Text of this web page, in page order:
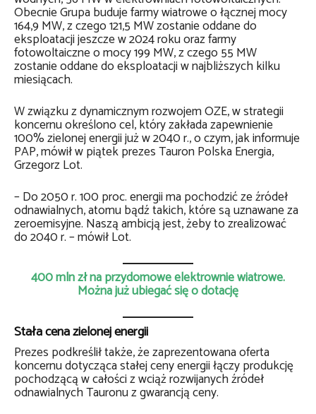
Obecnie Grupa buduje farmy wiatrowe o łącznej mocy
164,9 MW, z czego 121,5 MW zostanie oddane do
eksploatacji jeszcze w 2024 roku oraz farmy
fotowoltaiczne o mocy 199 MW, z czego 55 MW
zostanie oddane do eksploatacji w najbliższych kilku
miesiącach.
W związku z dynamicznym rozwojem OZE, w strategii
koncernu określono cel, który zakłada zapewnienie
100% zielonej energii już w 2040 r., o czym, jak informuje
PAP, mówił w piątek prezes Tauron Polska Energia,
Grzegorz Lot.
– Do 2050 r. 100 proc. energii ma pochodzić ze źródeł
odnawialnych, atomu bądź takich, które są uznawane za
zeroemisyjne. Naszą ambicją jest, żeby to zrealizować
do 2040 r. – mówił Lot.
400 mln zł na przydomowe elektrownie wiatrowe.
Można już ubiegać się o dotację
Stała cena zielonej energii
Prezes podkreślił także, że zaprezentowana oferta
koncernu dotycząca stałej ceny energii łączy produkcję
pochodzącą w całości z wciąż rozwijanych źródeł
odnawialnych Tauronu z gwarancją ceny.